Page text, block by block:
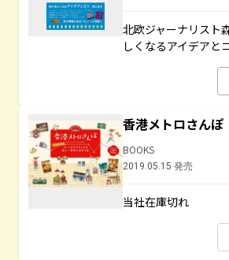
北欧ジャーナリスト
しくなるアイデアと
香港メトロさん
BOOKS
2019.05.15 発売
当社在庫切れ